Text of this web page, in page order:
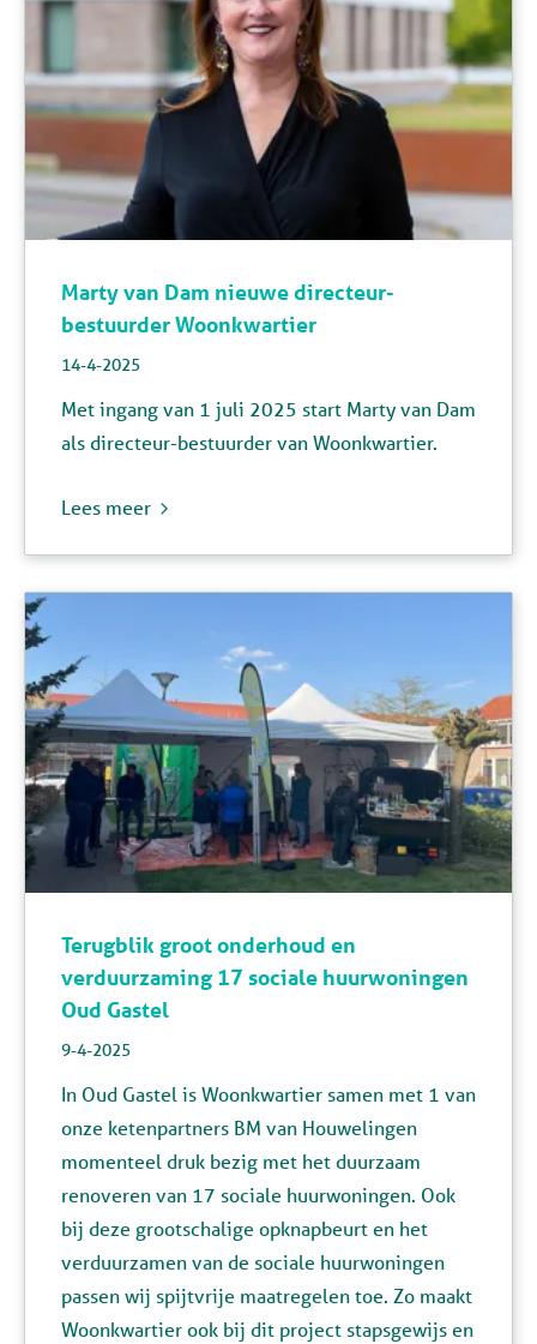
Marty van Dam nieuwe directeur-
bestuurder Woonkwartier
14-4-2025
Met ingang van 1 juli 2025 start Marty van Dam
als directeur-bestuurder van Woonkwartier.
Lees meer
Terugblik groot onderhoud en
verduurzaming 17 sociale huurwoningen
Oud Gastel
9-4-2025
In Oud Gastel isWoonkwartier samen met 1 van
onze ketenpartners BM van Houwelingen
momenteel druk bezig met het duurzaam
renoveren van 17 sociale huurwoningen. Ook
bij deze grootschalige opknapbeurt en het
verduurzamen van de sociale huurwoningen
passen wij spijtvrije maatregelen toe. Zo maakt
Woonkwartierook bij dit project stapsgewijs en